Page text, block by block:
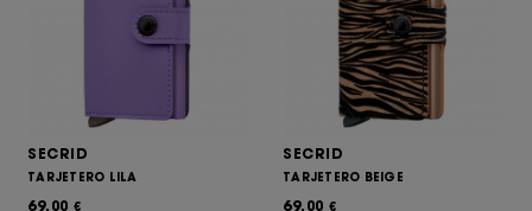
SECRID
TARJETERO LILA
69,00 €
SECRID
TARJETERO BEIGE
69,00 €